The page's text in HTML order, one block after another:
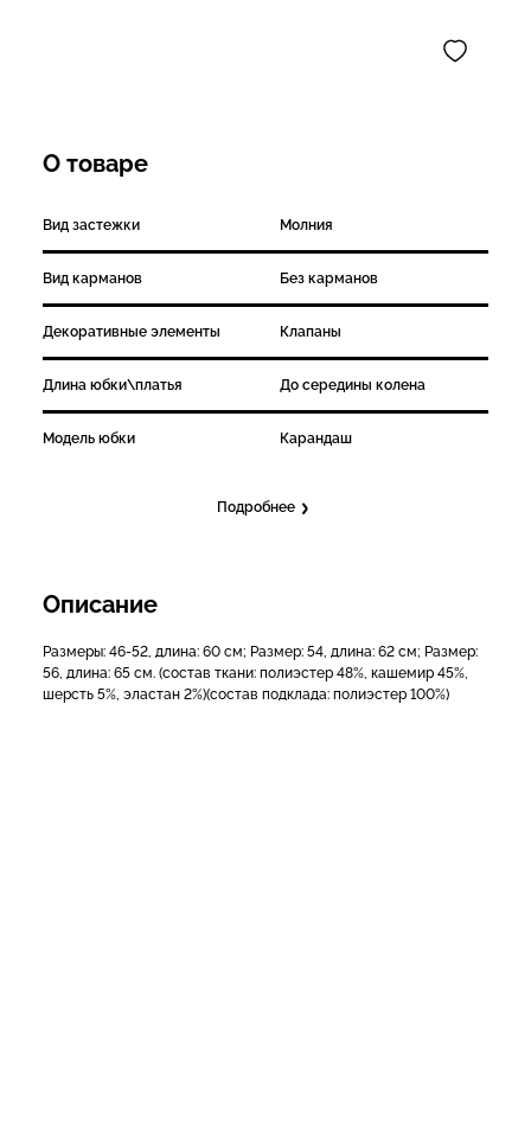
О товаре
Вид застежки Молния
Вид карманов Без карманов
Декоративные элементы Клапаны
Длина юбки\платья До середины колена
Модель юбки Карандаш
Подробнее
Описание
Размеры: 46-52, длина: 60 см; Размер: 54, длина: 62 см; Размер:
56, длина: 65 см. (состав ткани: полиэстер 48%, кашемир 45%,
шерсть 5%, эластан 2%)(состав подклада: полиэстер 100%)